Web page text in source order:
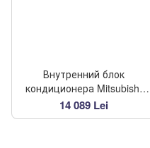
Внутренний блок
кондиционера Mitsubishi
Electric MSZ-HR60VFK
14 089 Lei